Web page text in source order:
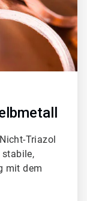
Triazol
stabile,
mit dem